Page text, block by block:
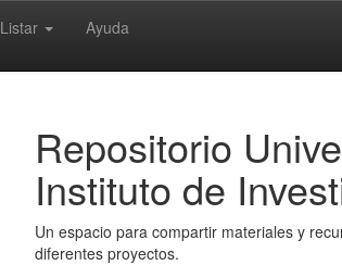
Listar Ayuda
Repositorio
Instituto de
Un espacio para compartir materiales y
diferentes proyectos.